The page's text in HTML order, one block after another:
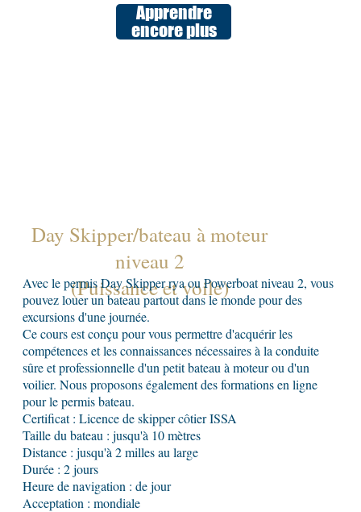
Apprendre
encore plus
Day Skipper/bateau à moteur
niveau 2
(Puissance et voile)
Avec le permis Day Skipper rya ou Powerboat niveau 2, vous
pouvez louer un bateau partout dans le monde pour des
excursions d'une journée.
Ce cours est conçu pour vous permettre d'acquérir les
compétences et les connaissances nécessaires à la conduite
sûre et professionnelle d'un petit bateau à moteur ou d'un
voilier. Nous proposons également des formations en ligne
pour le permis bateau.
Certificat : Licence de skipper côtier ISSA
Taille du bateau : jusqu'à 10 mètres
Distance : jusqu'à 2 milles au large
Durée : 2 jours
Heure de navigation : de jour
Acceptation : mondiale